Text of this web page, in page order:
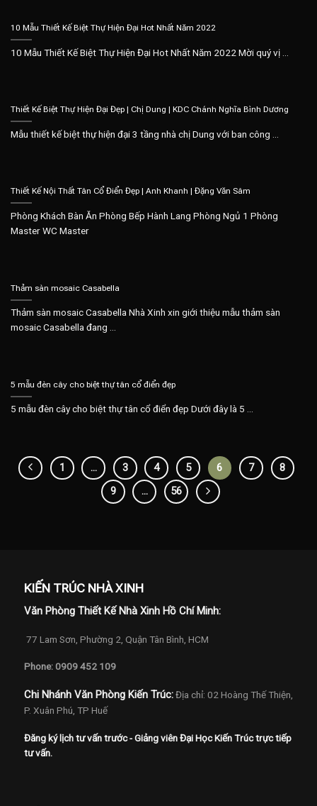
10 Mẫu Thiết Kế Biệt Thự Hiện Đại Hot Nhất Năm 2022
10 Mẫu Thiết Kế Biệt Thự Hiện Đại Hot Nhất Năm 2022 Mời quý vị ...
Thiết Kế Biệt Thự Hiện Đại Đẹp | Chị Dung | KDC Chánh Nghĩa Bình Dương
Mẫu thiết kế biệt thự hiện đại 3 tầng nhà chị Dung với ban công ...
Thiết Kế Nội Thất Tân Cổ Điển Đẹp | Anh Khanh | Đặng Văn Sâm
Phòng Khách Bàn Ăn Phòng Bếp Hành Lang Phòng Ngủ 1 Phòng
Master WC Master
Thảm sàn mosaic Casabella
Thảm sàn mosaic Casabella Nhà Xinh xin giới thiệu mẫu thảm sàn
mosaic Casabella đang ...
5 mẫu đèn cây cho biệt thự tân cổ điển đẹp
5 mẫu đèn cây cho biệt thự tân cổ điển đẹp Dưới đây là 5 ...
1 … 3 4 5 6 7
8
9
… 56
KIẾN TRÚC NHÀ XINH
Văn Phòng Thiết Kế Nhà Xinh Hồ Chí Minh:
77 Lam Sơn, Phường 2, Quận Tân Bình, HCM
Phone: 0909 452 109
Chi Nhánh Văn Phòng Kiến Trúc: Địa chỉ: 02 Hoàng Thế Thiện,
P. Xuân Phú, TP Huế
Đăng ký lịch tư vấn trước - Giảng viên Đại Học Kiến Trúc trực tiếp
tư vấn.